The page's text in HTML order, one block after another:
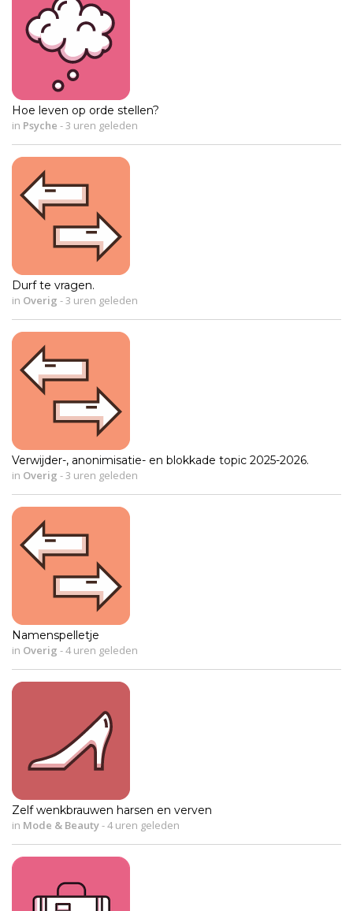
Hoe leven op orde stellen?
in Psyche -3 uren geleden
Durf te vragen.
in Overig -3 uren geleden
Verwijder-, anonimisatie- en blokkade topic 2025-2026.
in Overig -3 uren geleden
Namenspelletje
in Overig -4 uren geleden
Zelf wenkbrauwen harsen en verven
in Mode & Beauty-4 uren geleden